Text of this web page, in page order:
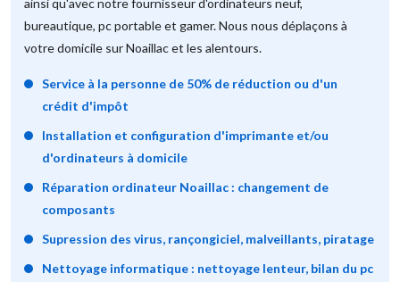
ainsi qu'avec notre fournisseur d'ordinateurs neuf,
bureautique, pc portable et gamer. Nous nous déplaçons à
votre domicile sur Noaillac et les alentours.
Service à la personne de 50% de réduction ou d'un
crédit d'impôt
Installation et configuration d'imprimante et/ou
d'ordinateurs à domicile
Réparation ordinateur Noaillac : changement de
composants
Supression des virus, rançongiciel, malveillants, piratage
Nettoyage informatique : nettoyage lenteur, bilan du pc